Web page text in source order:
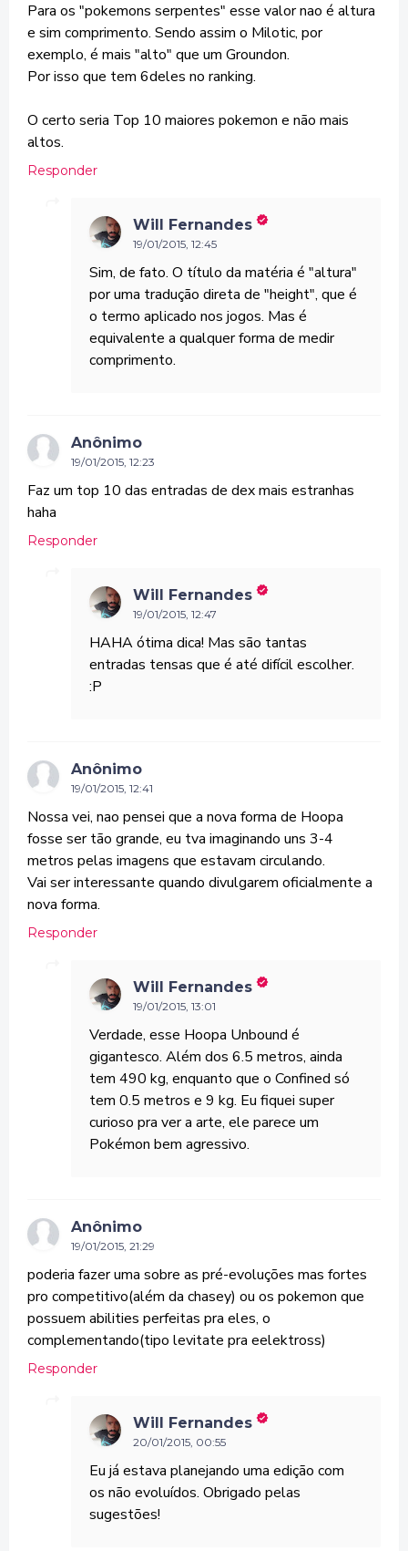
Para os "pokemons serpentes" esse valor nao é altura
e sim comprimento. Sendo assim o Milotic, por
exemplo, é mais "alto" que um Groundon.
Por isso que tem 6deles no ranking.
O certo seria Top 10 maiores pokemon e não mais
altos.
Responder
Will Fernandes
19/01/2015, 12:45
Sim, de fato. O título da matéria é "altura"
por uma tradução direta de "height", que é
o termo aplicado nos jogos. Mas é
equivalente a qualquer forma de medir
comprimento.
Anônimo
19/01/2015, 12:23
Faz um top 10 das entradas de dex mais estranhas
haha
Responder
Will Fernandes
19/01/2015, 12:47
HAHA ótima dica! Mas são tantas
entradas tensas que é até difícil escolher.
:P
Anônimo
19/01/2015, 12:41
Nossa vei, nao pensei que a nova forma de Hoopa
fosse ser tão grande, eu tva imaginando uns 3-4
metros pelas imagens que estavam circulando.
Vai ser interessante quando divulgarem oficialmente a
nova forma.
Responder
Will Fernandes
19/01/2015, 13:01
Verdade, esse Hoopa Unbound é
gigantesco. Além dos 6.5 metros, ainda
tem 490 kg, enquanto que o Confined só
tem 0.5 metros e 9 kg. Eu fiquei super
curioso pra ver a arte, ele parece um
Pokémon bem agressivo.
Anônimo
19/01/2015, 21:29
poderia fazer uma sobre as pré-evoluções mas fortes
pro competitivo(além da chasey) ou os pokemon que
possuem abilities perfeitas pra eles, o
complementando(tipo levitate pra eelektross)
Responder
Will Fernandes
20/01/2015, 00:55
Eu já estava planejando uma edição com
os não evoluídos. Obrigado pelas
sugestões!